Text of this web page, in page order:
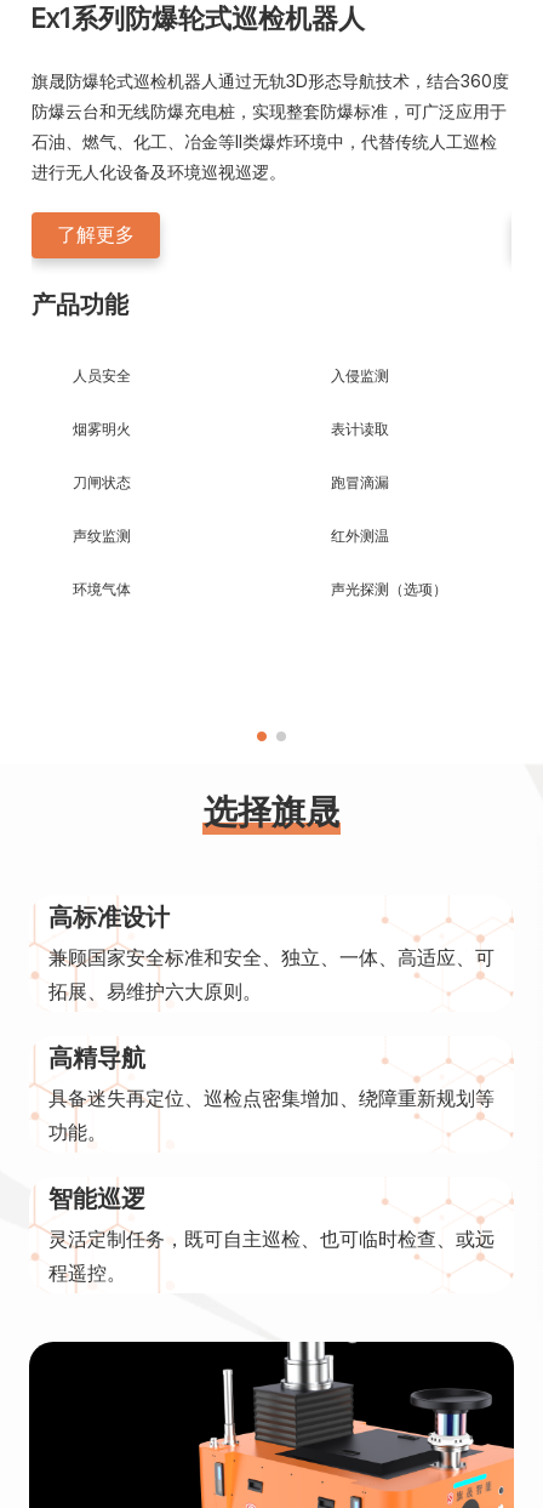
Ex1系列防爆轮式巡检机器人
旗晟防爆轮式巡检机器人通过无轨3D形态导航技术，结合360度
防爆云台和无线防爆充电桩，实现整套防爆标准，可广泛应用于
石油、燃气、化工、冶金等II类爆炸环境中，代替传统人工巡检
进行无人化设备及环境巡视巡逻。
了解更多
产品功能
人员安全 入侵监测
烟雾明火 表计读取
刀闸状态 跑冒滴漏
声纹监测 红外测温
环境气体 声光探测（选项）
选择旗晟
高标准设计
兼顾国家安全标准和安全、独立、一体、高适应、可
拓展、易维护六大原则。
高精导航
具备迷失再定位、巡检点密集增加、绕障重新规划等
功能。
智能巡逻
灵活定制任务，既可自主巡检、也可临时检查、或远
程遥控。